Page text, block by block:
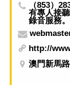
（853）
有專人接
錄音服務。
http://
澳門新馬